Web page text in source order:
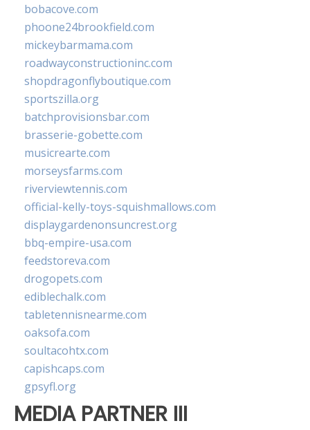
bobacove.com
phoone24brookfield.com
mickeybarmama.com
roadwayconstructioninc.com
shopdragonflyboutique.com
sportszilla.org
batchprovisionsbar.com
brasserie-gobette.com
musicrearte.com
morseysfarms.com
riverviewtennis.com
official-kelly-toys-squishmallows.com
displaygardenonsuncrest.org
bbq-empire-usa.com
feedstoreva.com
drogopets.com
ediblechalk.com
tabletennisnearme.com
oaksofa.com
soultacohtx.com
capishcaps.com
gpsyfl.org
MEDIA PARTNER III